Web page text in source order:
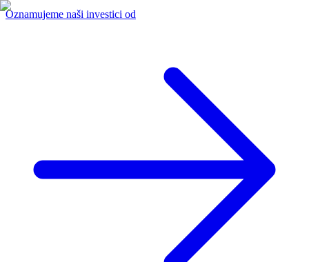
Oznamujeme naši investici od